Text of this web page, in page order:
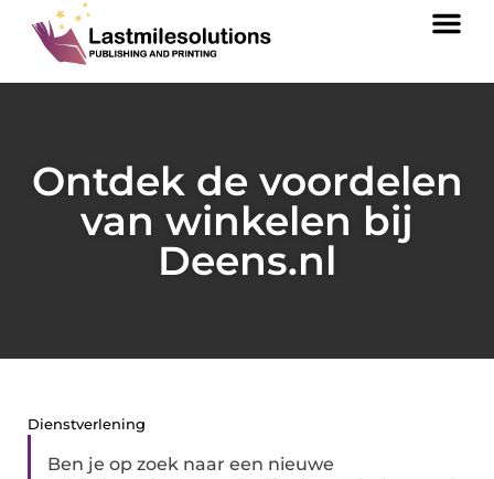
Ontdek de voordelen
van winkelen bij
Deens.nl
Dienstverlening
Ben je op zoek naar een nieuwe